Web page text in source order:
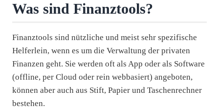
Was sind Finanztools?
Finanztools sind nützliche und meist sehr spezifische
Helferlein, wenn es um die Verwaltung der privaten
Finanzen geht. Sie werden oft als App oder als Software
(offline, per Cloud oder rein webbasiert) angeboten,
können aber auch aus Stift, Papier und Taschenrechner
bestehen.